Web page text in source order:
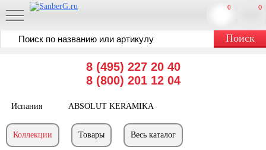
8 (495) 227 20 40
8 (800) 201 12 04
0
0
Испания ABSOLUT KERAMIKA
Коллекции Товары Весь каталог